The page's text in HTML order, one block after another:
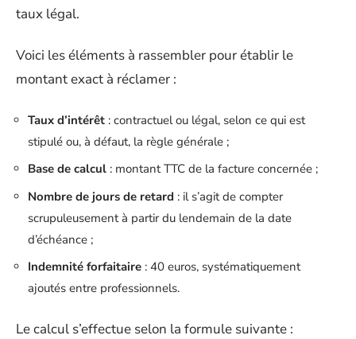
taux légal.
Voici les éléments à rassembler pour établir le
montant exact à réclamer :
Taux d’intérêt : contractuel ou légal, selon ce qui est
stipulé ou, à défaut, la règle générale ;
Base de calcul : montant TTC de la facture concernée ;
Nombre de jours de retard : il s’agit de compter
scrupuleusement à partir du lendemain de la date
d’échéance ;
Indemnité forfaitaire : 40 euros, systématiquement
ajoutés entre professionnels.
Le calcul s’effectue selon la formule suivante :